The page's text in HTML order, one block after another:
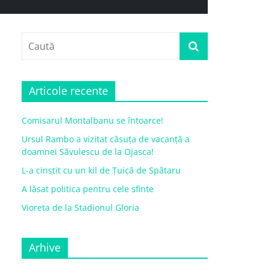
Articole recente
Comisarul Montalbanu se întoarce!
Ursul Rambo a vizitat căsuța de vacanță a
doamnei Săvulescu de la Ojasca!
L-a cinstit cu un kil de Țuică de Spătaru
A lăsat politica pentru cele sfinte
Vioreta de la Stadionul Gloria
Arhive